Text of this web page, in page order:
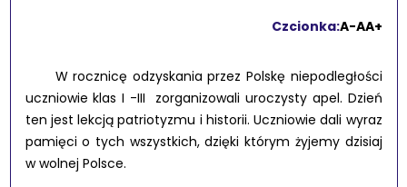
Czcionka:A-AA+
W rocznicę odzyskania przez Polskę niepodległości
uczniowie klas I -III zorganizowali uroczysty apel. Dzień
ten jest lekcją patriotyzmu i historii. Uczniowie dali wyraz
pamięci o tych wszystkich, dzięki którym żyjemy dzisiaj
w wolnej Polsce.